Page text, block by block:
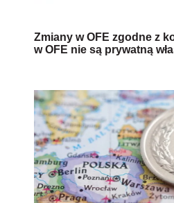
Zmiany w OFE zgodne z
w OFE nie są prywatną